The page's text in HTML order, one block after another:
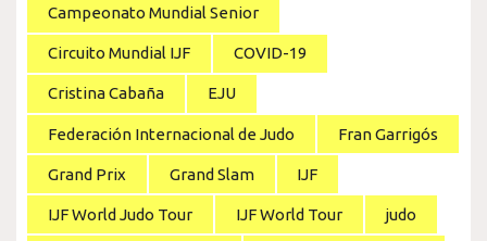
Campeonato Mundial Senior
Circuito Mundial IJF COVID-19
Cristina Cabaña EJU
Federación Internacional de Judo Fran Garrigós
Grand Prix Grand Slam IJF
IJF World Judo Tour IJF World Tour judo